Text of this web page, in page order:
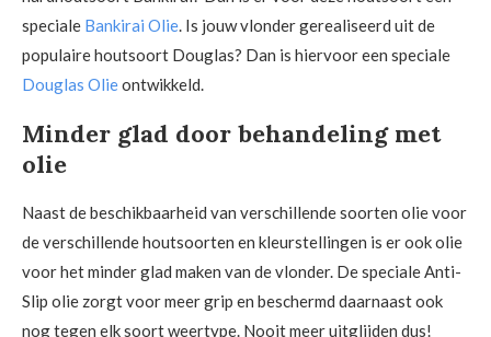
speciale Bankirai Olie. Is jouw vlonder gerealiseerd uit de
populaire houtsoort Douglas? Dan is hiervoor een speciale
Douglas Olieontwikkeld.
Minder glad door behandeling met
olie
Naast de beschikbaarheid van verschillende soorten olie voor
de verschillende houtsoorten en kleurstellingen is er ook olie
voor het minder glad maken van de vlonder. De speciale Anti-
Slip olie zorgt voor meer grip en beschermd daarnaast ook
nog tegen elk soort weertype. Nooit meer uitglijden dus!